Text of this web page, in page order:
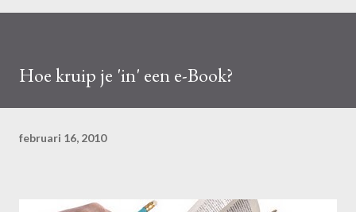
Hoe kruip je 'in' een e-Book?
februari 16, 2010